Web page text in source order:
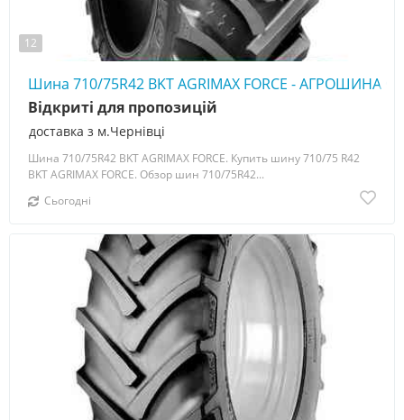
12
Шина 710/75R42 BKT AGRIMAX FORCE - АГРОШИНА ☎️
доставка з м.Чернівці
Відкриті для пропозицій
Шина 710/75R42 BKT AGRIMAX FORCE. Купить шину 710/75 R42
BKT AGRIMAX FORCE. Обзор шин 710/75R42...
Сьогодні